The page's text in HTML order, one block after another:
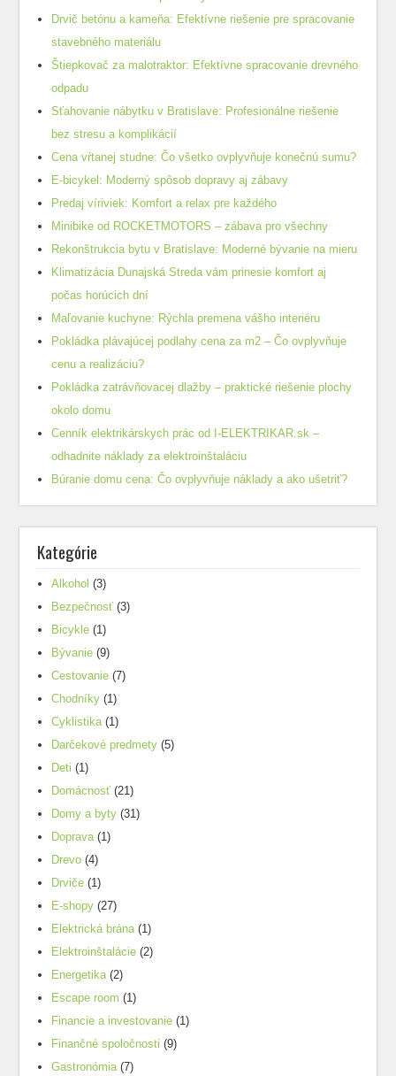
Drvič betónu a kameňa: Efektívne riešenie pre spracovanie
stavebného materiálu
Štiepkovač za malotraktor: Efektívne spracovanie drevného
odpadu
Sťahovanie nábytku v Bratislave: Profesionálne riešenie
bez stresu a komplikácií
Cena vŕtanej studne: Čo všetko ovplyvňuje konečnú sumu?
E-bicykel: Moderný spôsob dopravy aj zábavy
Predaj víriviek: Komfort a relax pre každého
Minibike od ROCKETMOTORS – zábava pro všechny
Rekonštrukcia bytu v Bratislave: Moderné bývanie na mieru
Klimatizácia Dunajská Streda vám prinesie komfort aj
počas horúcich dní
Maľovanie kuchyne: Rýchla premena vášho interiéru
Pokládka plávajúcej podlahy cena za m2 – Čo ovplyvňuje
cenu a realizáciu?
Pokládka zatrávňovacej dlažby – praktické riešenie plochy
okolo domu
Cenník elektrikárskych prác od I-ELEKTRIKAR.sk –
odhadnite náklady za elektroinštaláciu
Búranie domu cena: Čo ovplyvňuje náklady a ako ušetriť?
Kategórie
Alkohol (3)
Bezpečnosť (3)
Bicykle (1)
Bývanie (9)
Cestovanie (7)
Chodníky (1)
Cyklistika(1)
Darčekové predmety (5)
Deti (1)
Domácnosť (21)
Domy a byty (31)
Doprava(1)
Drevo (4)
Drviče (1)
E-shopy (27)
Elektrická brána(1)
Elektroinštalácie (2)
Energetika(2)
Escape room (1)
Financie a investovanie (1)
Finančné spoločnosti (9)
Gastronómia(7)